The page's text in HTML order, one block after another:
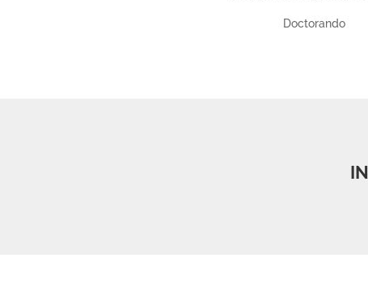
Doctorando